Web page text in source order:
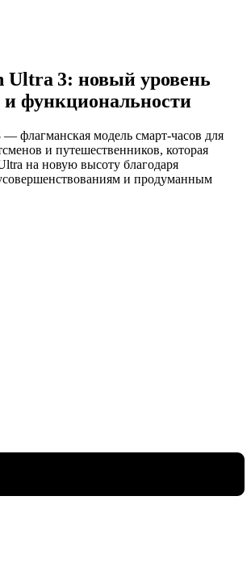
Ultra 3: новый уровень
и функциональности
флагманская модель смарт‑часов для
и путешественников, которая
на новую высоту благодаря
и продуманным